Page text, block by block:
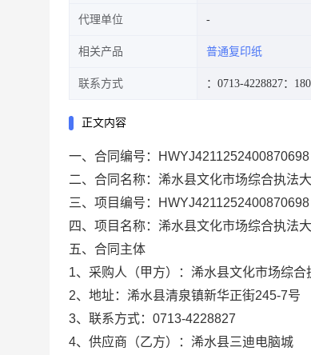
代理单位
相关产品 普通复印纸
联系方式 ：0713-4228827：
正文内容
一、合同编号：
HWYJ4211252400870698
二、合同名称： 浠水县文化市场综合执法
三、项目编号：
HWYJ4211252400870698
四、项目名称： 浠水县文化市场综合执法
五、合同主体
1、采购人（甲方）： 浠水县文化市场综合
2、地址： 浠水县清泉镇新华正街245-7号
3、联系方式： 0713-4228827
4、供应商（乙方）： 浠水县三迪电脑城